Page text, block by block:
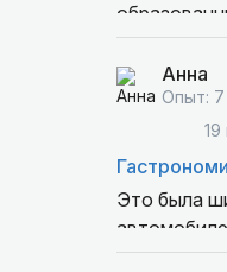
Анна
Опыт: 7
Это была
старые